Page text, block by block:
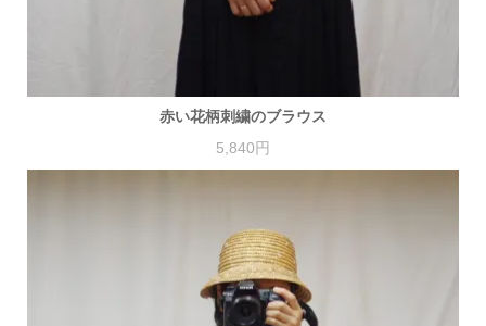
赤い花柄刺繍のブラウス
5,840円